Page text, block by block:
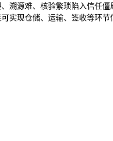
溯源难、核验繁琐陷入信任
实现仓储、运输、签收等环